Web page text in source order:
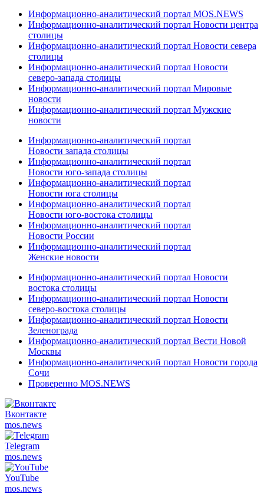
Информационно-аналитический портал MOS.NEWS
Информационно-аналитический портал Новости центра
столицы
Информационно-аналитический портал Новости севера
столицы
Информационно-аналитический портал Новости
северо-запада столицы
Информационно-аналитический портал Мировые
новости
Информационно-аналитический портал Мужские
новости
Информационно-аналитический портал
Новости запада столицы
Информационно-аналитический портал
Новости юго-запада столицы
Информационно-аналитический портал
Новости юга столицы
Информационно-аналитический портал
Новости юго-востока столицы
Информационно-аналитический портал
Новости России
Информационно-аналитический портал
Женские новости
Информационно-аналитический портал Новости
востока столицы
Информационно-аналитический портал Новости
северо-востока столицы
Информационно-аналитический портал Новости
Зеленограда
Информационно-аналитический портал Вести Новой
Москвы
Информационно-аналитический портал Новости города
Сочи
Проверенно MOS.NEWS
Вконтакте
mos.news
Telegram
mos.news
YouTube
mos.news